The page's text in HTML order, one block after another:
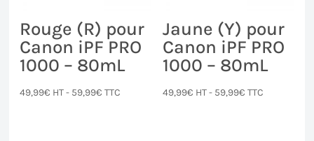
Rouge (R) pour
Canon iPF PRO
1000 – 80mL
49,99€ HT - 59,99€ TTC
Jaune (Y) pour
Canon iPF PRO
1000 – 80mL
49,99€ HT - 59,99€ TTC